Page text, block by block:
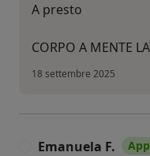
A presto
CORPO A MENTE
18 settembre 2025
Emanuela F.